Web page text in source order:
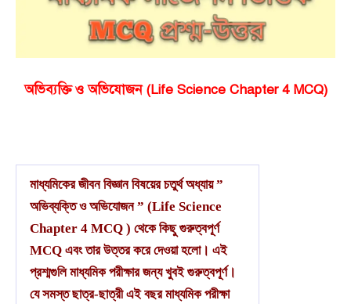
অভিব্যক্তি ও অভিযোজন (Life Science Chapter 4 MCQ)
মাধ্যমিকের জীবন বিজ্ঞান বিষয়ের চতুর্থ অধ্যায় ”
অভিব্যক্তি ও অভিযোজন ” (Life Science
Chapter 4 MCQ ) থেকে কিছু গুরুত্বপূর্ণ
MCQ এবং তার উত্তর করে দেওয়া হলো। এই
প্রশ্মগুলি মাধ্যমিক পরীক্ষার জন্য খুবই গুরুত্বপূর্ণ।
যে সমস্ত ছাত্র-ছাত্রী এই বছর মাধ্যমিক পরীক্ষা